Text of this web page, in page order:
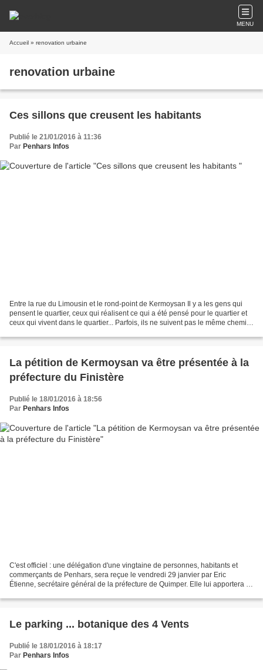
MENU
Accueil » renovation urbaine
renovation urbaine
Ces sillons que creusent les habitants
Publié le 21/01/2016 à 11:36
Par Penhars Infos
Entre la rue du Limousin et le rond-point de Kermoysan Il y a les gens qui
pensent le quartier, ceux qui réalisent ce qui a été pensé pour le quartier et
ceux qui vivent dans le quartier... Parfois, ils ne suivent pas le même chemin.
La pétition de Kermoysan va être présentée à la
préfecture du Finistère
Publié le 18/01/2016 à 18:56
Par Penhars Infos
C'est officiel : une délégation d'une vingtaine de personnes, habitants et
commerçants de Penhars, sera reçue le vendredi 29 janvier par Eric
Étienne, secrétaire général de la préfecture de Quimper. Elle lui apportera la
Le parking ... botanique des 4 Vents
Publié le 18/01/2016 à 18:17
Par Penhars Infos